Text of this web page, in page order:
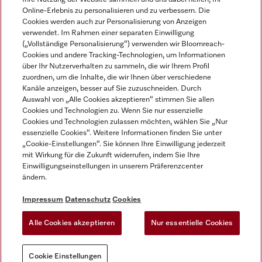
Impressum
AGB
Datenschutz
Nutzungsbedigungen
EU-Gesetzen über digitale Dienste
Miele auf Instagram
Miele auf Facebook
Miele auf Youtube
Online-Erlebnis zu personalisieren und zu verbessern. Die
Cookies werden auch zur Personalisierung von Anzeigen
verwendet. Im Rahmen einer separaten Einwilligung
(„Vollständige Personalisierung“) verwenden wir Bloomreach-
Cookies und andere Tracking-Technologien, um Informationen
über Ihr Nutzerverhalten zu sammeln, die wir Ihrem Profil
zuordnen, um die Inhalte, die wir Ihnen über verschiedene
Kanäle anzeigen, besser auf Sie zuzuschneiden. Durch
Auswahl von „Alle Cookies akzeptieren“ stimmen Sie allen
Cookies und Technologien zu. Wenn Sie nur essenzielle
Cookies und Technologien zulassen möchten, wählen Sie „Nur
essenzielle Cookies“. Weitere Informationen finden Sie unter
„Cookie-Einstellungen“. Sie können Ihre Einwilligung jederzeit
mit Wirkung für die Zukunft widerrufen, indem Sie Ihre
Einwilligungseinstellungen in unserem Präferenzcenter
ändern.
Impressum Datenschutz Cookies
Alle Cookies akzeptieren Nur essentielle Cookies
Cookie Einstellungen